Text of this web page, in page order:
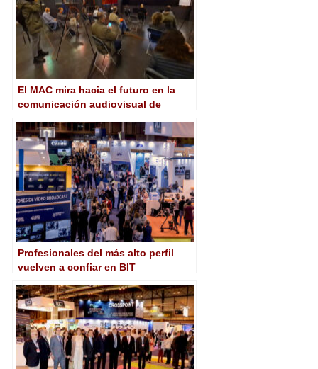
El MAC mira hacia el futuro en la
comunicación audiovisual de
Profesionales del más alto perfil
vuelven a confiar en BIT
futuro del audiovisual